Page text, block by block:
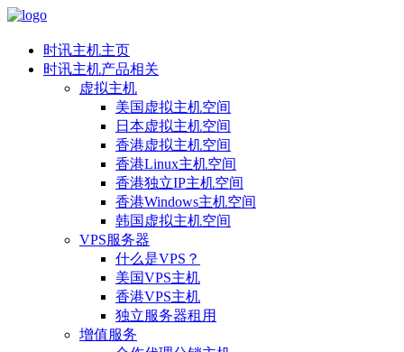
时讯主机主页
时讯主机产品相关
虚拟主机
美国虚拟主机空间
日本虚拟主机空间
香港虚拟主机空间
香港Linux主机空间
香港独立IP主机空间
香港Windows主机空间
韩国虚拟主机空间
VPS服务器
什么是VPS？
美国VPS主机
香港VPS主机
独立服务器租用
增值服务